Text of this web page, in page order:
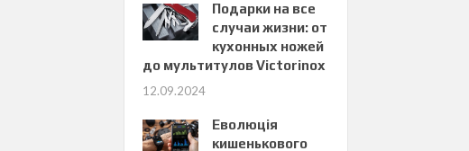
Подарки на все
случаи жизни: от
кухонных ножей
до мультитулов Victorinox
12.09.2024
Еволюція
кишенькового